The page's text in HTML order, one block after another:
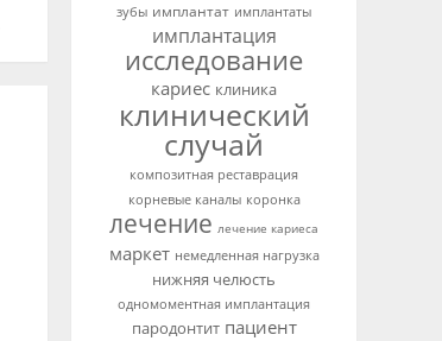
зубы имплантат имплантаты
имплантация
исследование
кариес клиника
клинический
случай
композитная реставрация
корневые каналы коронка
лечение лечение кариеса
маркет немедленная нагрузка
нижняя челюсть
одномоментная имплантация
пародонтит пациент